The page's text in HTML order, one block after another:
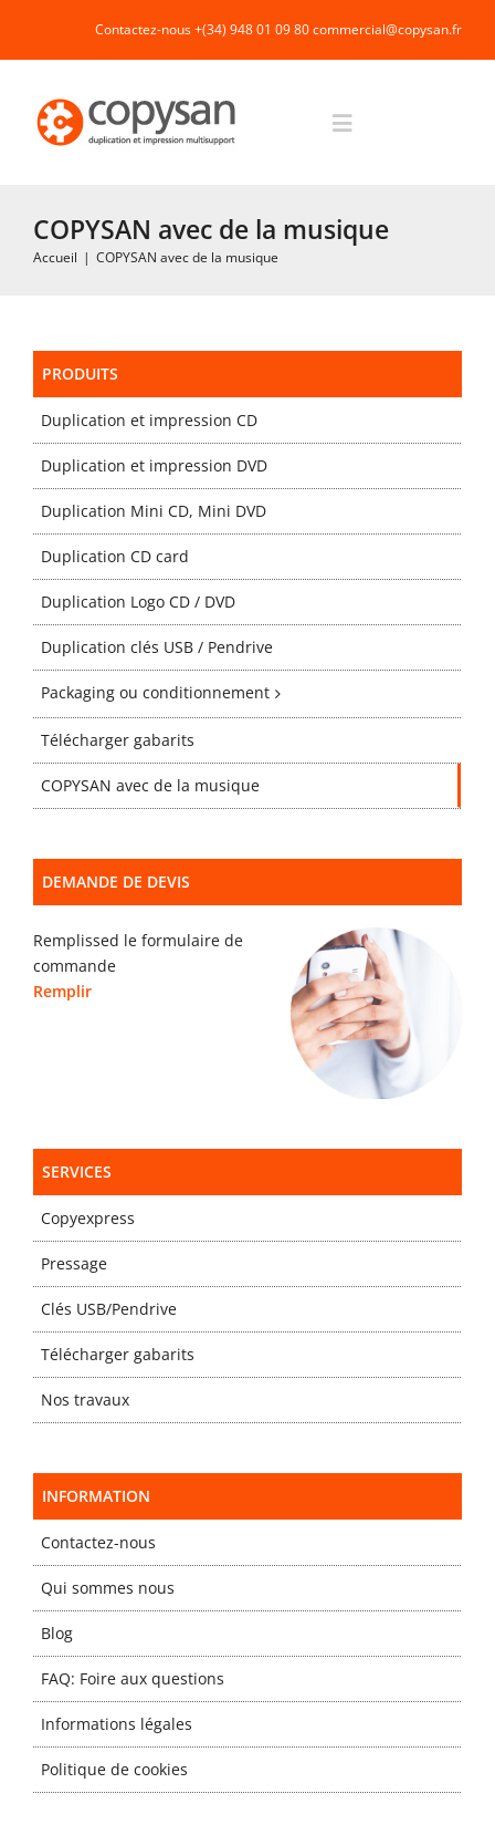
contenu
Contactez-nous +(34) 948 01 09 80commercial@copysan.fr
Toggle
Packaging
Gabarits
Blog
contact
COPYSAN avec de la musique
Accueil | COPYSAN avec de la musique
PRODUITS
Duplication et impression CD
Duplication et impression DVD
Duplication Mini CD, Mini DVD
Duplication CD card
Duplication Logo CD / DVD
Duplication clés USB / Pendrive
Packaging ou conditionnement
Télécharger gabarits
COPYSAN avec de la musique
DEMANDE DE DEVIS
Remplissed le formulaire de
commande
Remplir
SERVICES
Copyexpress
Pressage
Clés USB/Pendrive
Télécharger gabarits
Nos travaux
INFORMATION
Contactez-nous
Qui sommes nous
Blog
FAQ: Foire aux questions
Informations légales
Politique de cookies